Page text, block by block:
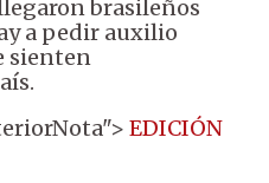
brasileños
a pedir auxilio
sienten
EDICIÓN